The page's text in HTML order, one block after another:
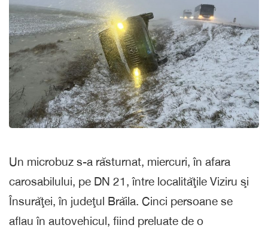
Un microbuz s-a răsturnat, miercuri, în afara
carosabilului, pe DN 21, între localităţile Viziru şi
Însurăţei, în judeţul Brăila. Cinci persoane se
aflau în autovehicul, fiind preluate de o